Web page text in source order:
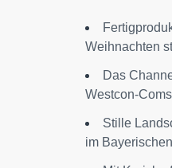
Weihnachten
Das
Westcon-
Stille
im